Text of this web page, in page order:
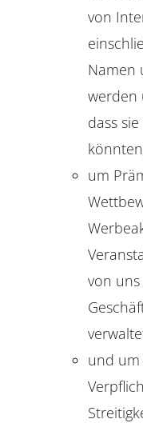
von
Namen
werden
dass
um
von
und